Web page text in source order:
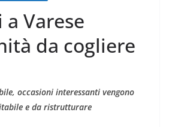
Varese
da cogliere
occasioni interessanti vengono
e da ristrutturare